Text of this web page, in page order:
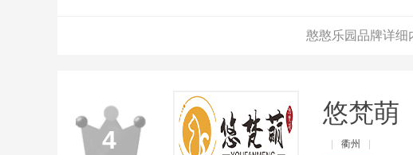
憨憨乐园品牌详细
4
悠梵萌
衢州